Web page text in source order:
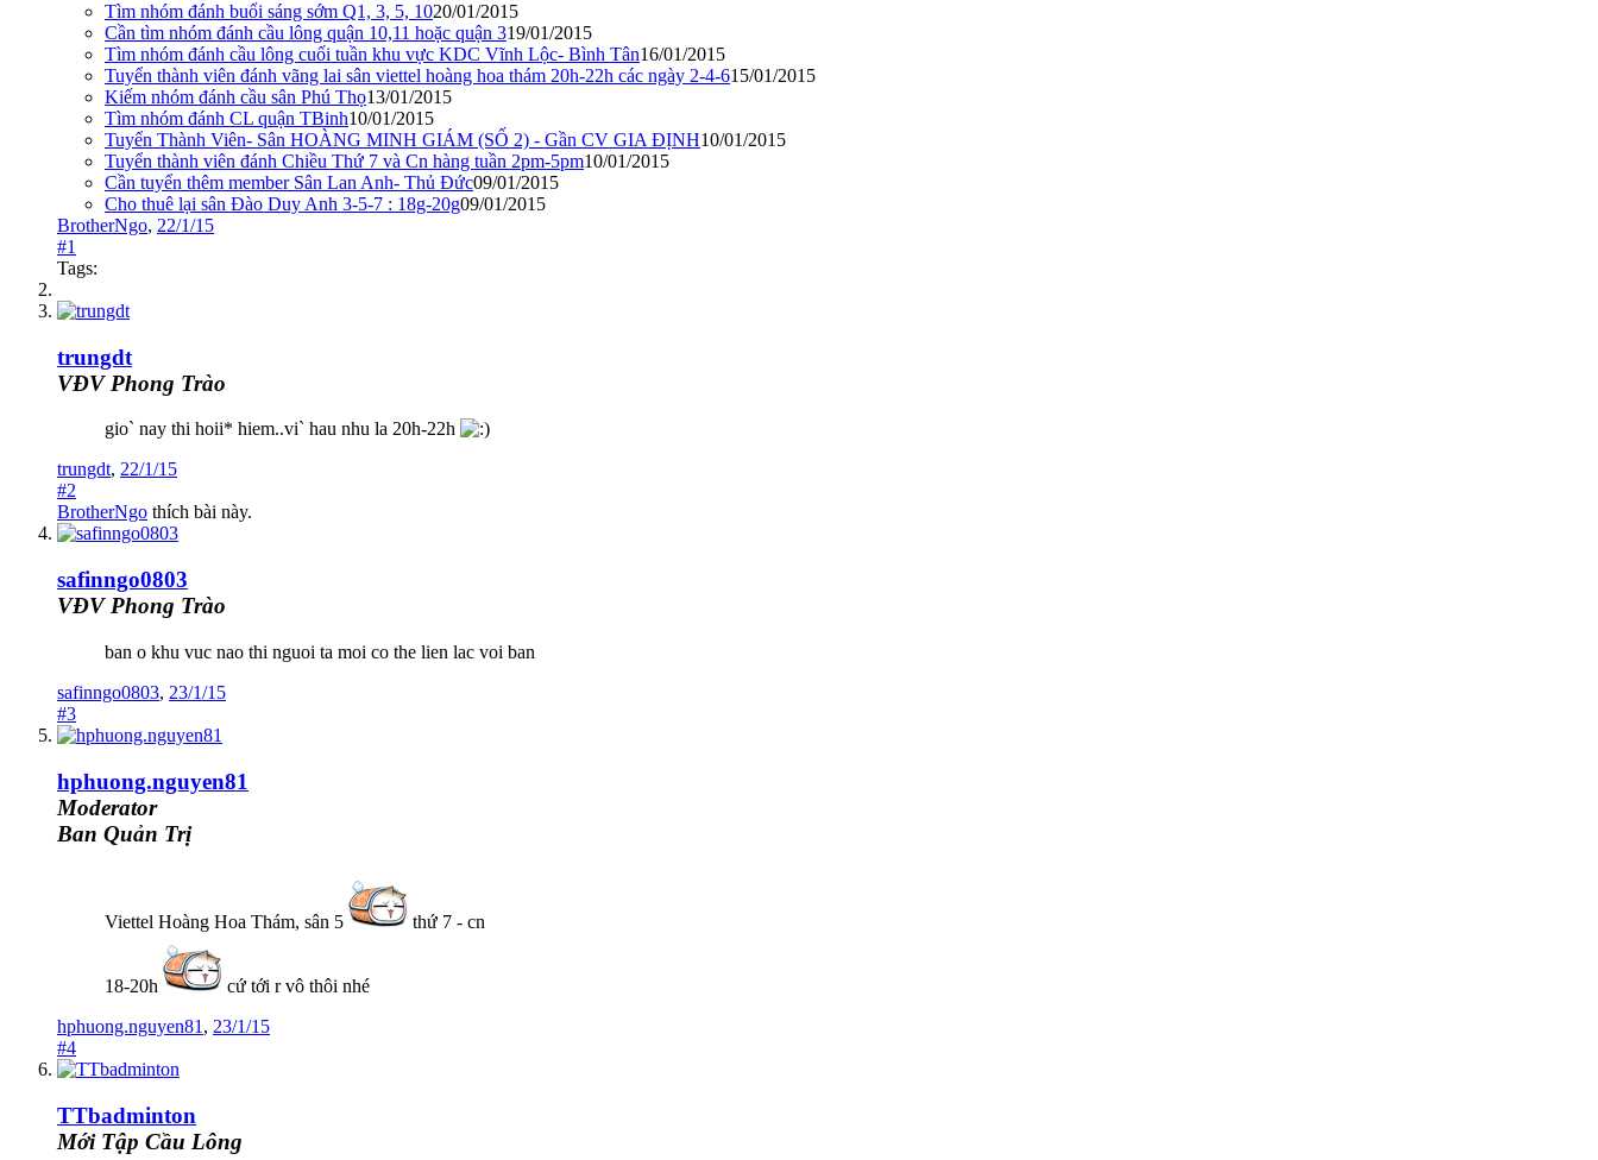
Tìm nhóm đánh buổi sáng sớm Q1, 3, 5, 1020/01/2015
Cần tìm nhóm đánh cầu lông quận 10,11 hoặc quận 319/01/2015
Tìm nhóm đánh cầu lông cuối tuần khu vực KDC Vĩnh Lộc- Bình Tân16/01/2015
Tuyển thành viên đánh vãng lai sân viettel hoàng hoa thám 20h-22h các ngày 2-4-615/01/2015
Kiếm nhóm đánh cầu sân Phú Thọ13/01/2015
Tìm nhóm đánh CL quận TBinh10/01/2015
Tuyển Thành Viên- Sân HOÀNG MINH GIÁM (SỐ 2) - Gần CV GIA ĐỊNH10/01/2015
Tuyển thành viên đánh Chiều Thứ 7 và Cn hàng tuần 2pm-5pm10/01/2015
Cần tuyển thêm member Sân Lan Anh- Thủ Đức09/01/2015
Cho thuê lại sân Đào Duy Anh 3-5-7 : 18g-20g09/01/2015
BrotherNgo, 22/1/15
#1
Tags:
trungdt
VĐV Phong Trào
gio` nay thi hoii* hiem..vi` hau nhu la 20h-22h
trungdt, 22/1/15
#2
BrotherNgo thích bài này.
safinngo0803
VĐV Phong Trào
ban o khu vuc nao thi nguoi ta moi co the lien lac voi ban
safinngo0803, 23/1/15
#3
hphuong.nguyen81
Moderator
Ban Quản Trị
Viettel Hoàng Hoa Thám, sân 5 thứ 7 - cn
18-20h
cứ tới r vô thôi nhé
hphuong.nguyen81 , 23/1/15
#4
TTbadminton
Mới Tập Cầu Lông